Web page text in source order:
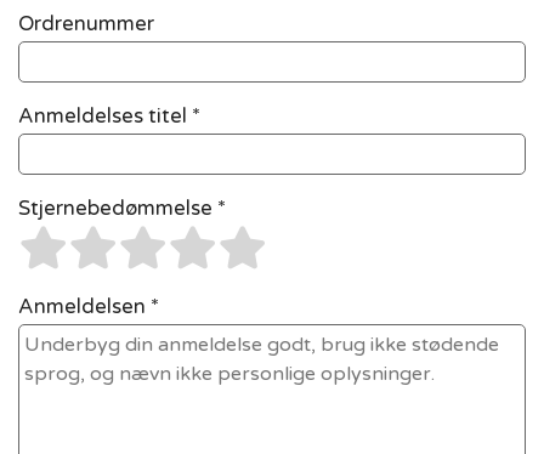
Ordrenummer
Anmeldelses titel *
Stjernebedømmelse *
Anmeldelsen *